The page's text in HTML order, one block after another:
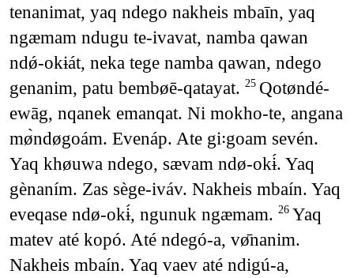
tenanimat, yaq ndego nakheis mbaīn, yaq
ngæmam ndugu te-ivavat, namba qawan
ndǿ-okɨát, neka tege namba qawan, ndego
genanim, patu bembøē-qatayat. 25 Qotøndé-
ewāg, nqanek emanqat. Ni mokho-te, angana
mø̀ndøgoám. Evenáp. Ate gi꞉goam sevén.
Yaq khøuwa ndego, sævam ndø-okɨ́. Yaq
gènaním. Zas sège-iváv. Nakheis mbaín. Yaq
eveqase ndø-okɨ́, ngunuk ngæmam. 26 Yaq
matev até kopó. Até ndegó-a, vø̄nanim.
Nakheis mbaín. Yaq vaev até ndigú-a,